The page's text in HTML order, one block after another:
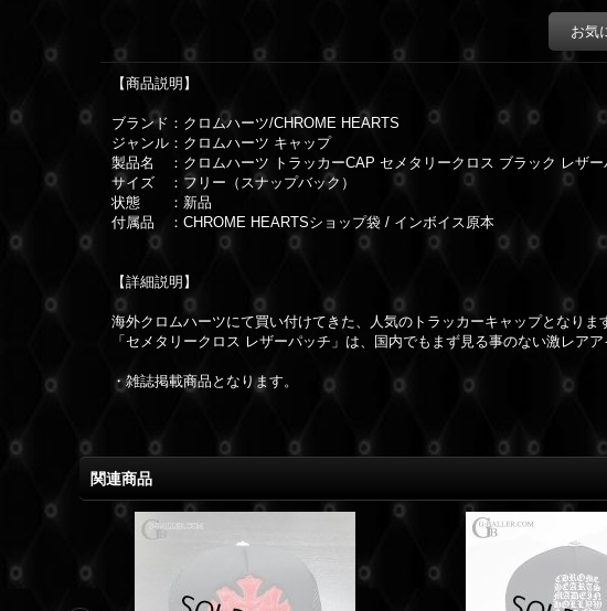
お気
【商品説明】
ブランド：クロムハーツ/CHROME HEARTS
ジャンル：クロムハーツ キャップ
製品名 ：クロムハーツ トラッカーCAP セメタリークロス ブラック レザー
サイズ ：フリー（スナップバック）
状態 ：新品
付属品 ：CHROME HEARTSショップ袋 / インボイス原本
【詳細説明】
海外クロムハーツにて買い付けてきた、人気のトラッカーキャップとなりま
「セメタリークロス レザーパッチ」は、国内でもまず見る事のない激レアア
・雑誌掲載商品となります。
関連商品